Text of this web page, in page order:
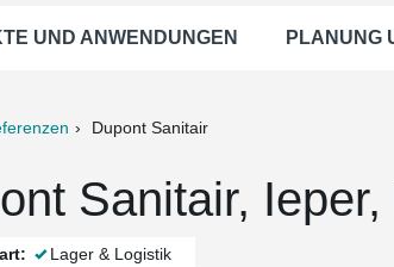
UND ANWENDUNGEN PLANUNG
Dupont Sanitair
Sanitair,
Lager & Logistik